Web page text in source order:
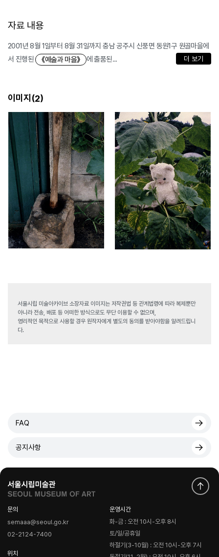
자료 내용
2001년 8월 1일부터 8월 31일까지 충남 공주시 신풍면 동원1구 원골마을에
서 진행된
《예술과 마을》 에 출품된... 더 보기
이미지(2)
서울시립 미술아카이브 소장자료 이미지는 저작권법 등 관계법령에 따라 복제뿐만
아니라 전송, 배포 등 어떠한 방식으로도 무단 이용할 수 없으며,
영리적인 목적으로 사용할 경우 원작자에게 별도의 동의를 받아야함을 알려드립니
다.
FAQ
공지사항
문의
semaaa@seoul.go.kr
02-2124-7400
위치
운영시간
화-금 : 오전 10시-오후 8시
토/일/공휴일
하절기(3-10월) : 오전 10시-오후 7시